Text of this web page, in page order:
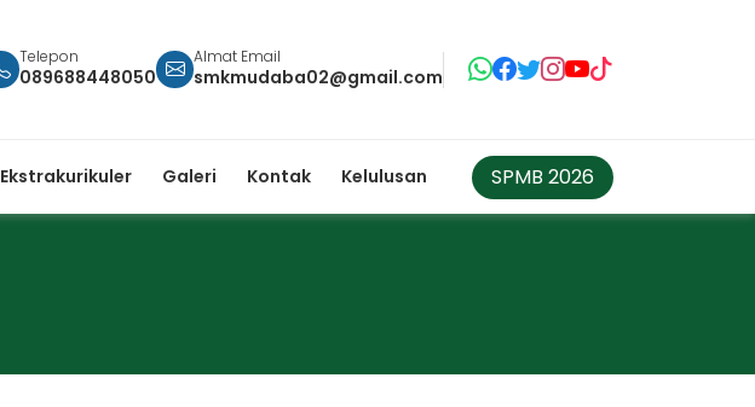
Telepon
089688448050
Almat Email
smkmudaba02@gmail.com
Ekstrakurikuler Galeri Kontak Kelulusan SPMB 2026